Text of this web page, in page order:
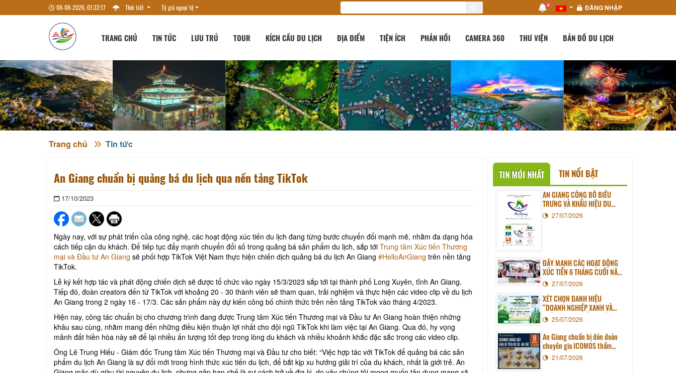
08-08-2026, 01:32:18 Thời tiết Tỷ giá ngoại tệ 0 ĐĂNG NHẬP
TRANG CHỦ TIN TỨC LƯU TRÚ TOUR KÍCH CẦU DU LỊCH ĐỊA ĐIỂM TIỆN ÍCH PHẢN HỒI CAMERA 360 THƯ VIỆN BẢN ĐỒ DU LỊCH
Trang chủ Tin tức
An Giang chuẩn bị quảng bá du lịch qua nền tảng TikTok
17/10/2023
Ngày nay, với sự phát triển của công nghệ, các hoạt động xúc tiến du lịch đang từng bước chuyển đổi mạnh mẽ, nhằm đa dạng hóa
cách tiếp cận du khách. Để tiếp tục đẩy mạnh chuyển đổi số trong quảng bá sản phẩm du lịch, sắp tới Trung tâm Xúc tiến Thương
mại và Đầu tư An Giang sẽ phối hợp TikTok Việt Nam thực hiện chiến dịch quảng bá du lịch An Giang #HelloAnGiang trên nền tảng
TikTok.
Lễ ký kết hợp tác và phát động chiến dịch sẽ được tổ chức vào ngày 15/3/2023 sắp tới tại thành phố Long Xuyên, tỉnh An Giang.
Tiếp đó, đoàn creators đến từ TikTok với khoảng 20 - 30 thành viên sẽ tham quan, trải nghiệm và thực hiện các video clip về du lịch
An Giang trong 2 ngày 16 - 17/3. Các sản phẩm này dự kiến công bố chính thức trên nền tảng TikTok vào tháng 4/2023.
Hiện nay, công tác chuẩn bị cho chương trình đang được Trung tâm Xúc tiến Thương mại và Đầu tư An Giang hoàn thiện những
khâu sau cùng, nhằm mang đến những điều kiện thuận lợi nhất cho đội ngũ TikTok khi làm việc tại An Giang. Qua đó, hy vọng
mảnh đất hiền hòa này sẽ để lại nhiều ấn tượng tốt đẹp trong lòng du khách và nhiều khoảnh khắc đặc sắc trong các video clip.
Ông Lê Trung Hiếu - Giám đốc Trung tâm Xúc tiến Thương mại và Đầu tư cho biết: “Việc hợp tác với TikTok để quảng bá các sản
phẩm du lịch An Giang là sự đổi mới trong hình thức xúc tiến du lịch, để bắt kịp xu hướng giải trí của du khách, nhất là giới trẻ. An
TIN MỚI NHẤT TIN NỔI BẬT
AN GIANG CÔNG BỐ BIỂU
TRƯNG VÀ KHẨU HIỆU DU
LỊCH MỚI
27/07/2026
ĐẨY MẠNH CÁC HOẠT ĐỘNG
XÚC TIẾN 6 THÁNG CUỐI NĂM
202627/07/2026
XÉT CHỌN DANH HIỆU
“DOANH NGHIỆP XANH VÀ
TRÁCH NHIỆM XÃ HỘI TỈNH AN
GIANG” NĂM 2026
25/07/2026
An Giang chuẩn bị đón đoàn
chuyên gia ICOMOS thẩm
định Hồ sơ Di sản thế giới Óc
Eo - Ba Thê
21/07/2026